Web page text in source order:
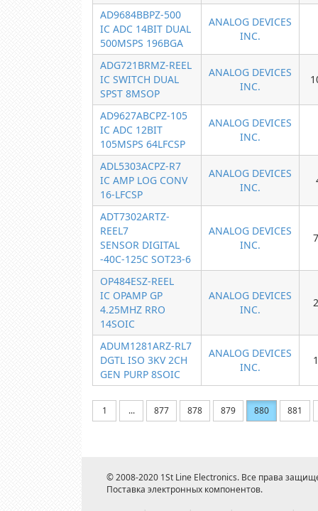
AD9684BBPZ-500
IC ADC 14BIT DUAL
500MSPS 196BGA
ANALOG DEVICES
INC.
ADG721BRMZ-REEL
IC SWITCH DUAL
SPST 8MSOP
ANALOG DEVICES
INC.
AD9627ABCPZ-105
IC ADC 12BIT
105MSPS 64LFCSP
ANALOG DEVICES
INC.
ADL5303ACPZ-R7
IC AMP LOG CONV
16-LFCSP
ANALOG DEVICES
INC.
ADT7302ARTZ-
REEL7
SENSOR DIGITAL
-40C-125C SOT23-6
ANALOG DEVICES
INC.
OP484ESZ-REEL
IC OPAMP GP
4.25MHZ RRO
14SOIC
ANALOG DEVICES
INC.
ADUM1281ARZ-RL7
DGTL ISO 3KV 2CH
GEN PURP 8SOIC
ANALOG DEVICES
INC.
1 ... 877 878 879 880 881
© 2008-2020 1St Line Electronics. Все права
Поставка электронных компонентов.